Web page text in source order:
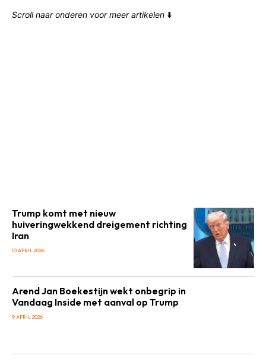
Scroll naar onderen voor meer artikelen ⬇️
Trump komt met nieuw
huiveringwekkend dreigement richting
Iran
10 APRIL 2026
Arend Jan Boekestijn wekt onbegrip in
Vandaag Inside met aanval op Trump
9 APRIL 2026